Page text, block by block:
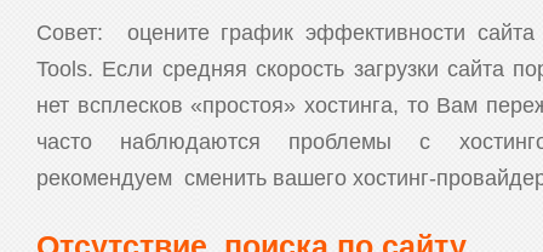
Совет: оцените график эффективности
Tools. Если средняя скорость загрузки сайта
нет всплесков «простоя» хостинга, то Вам
часто наблюдаются проблемы с
рекомендуем сменить вашего хостинг-